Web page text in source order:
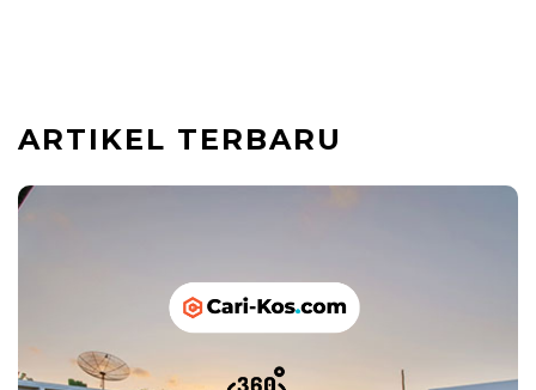
ARTIKEL TERBARU